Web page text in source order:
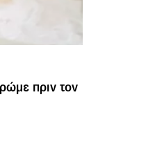
πριν τον